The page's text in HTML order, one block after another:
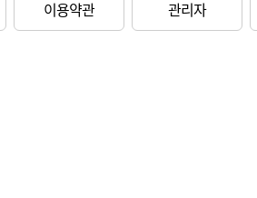
이용약관 관리자